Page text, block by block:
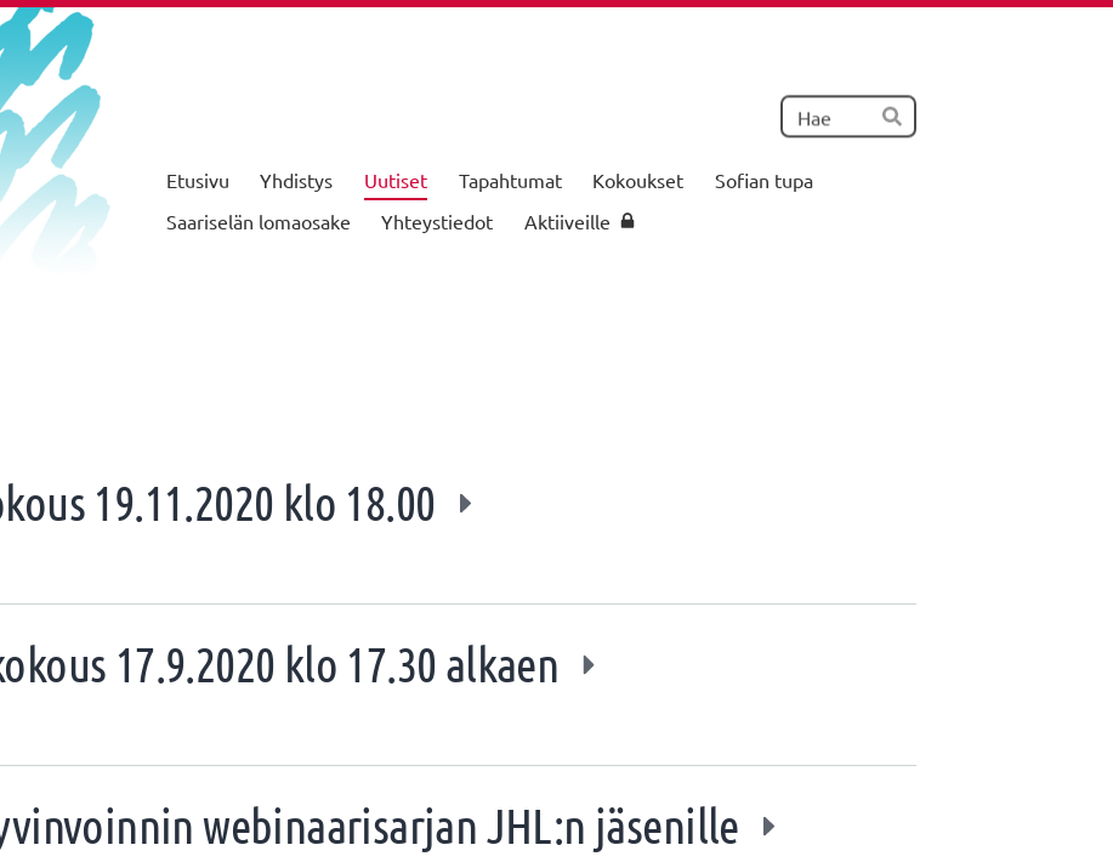
Haku
Hae
Etusivu Yhdistys Uutiset Tapahtumat Kokoukset
Sofian tupa
Saariselän lomaosake
Yhteystiedot Aktiiveille
19.11.2020 klo 18.00
17.9.2020 klo 17.30 alkaen
webinaarisarjan JHL:n jäsenille